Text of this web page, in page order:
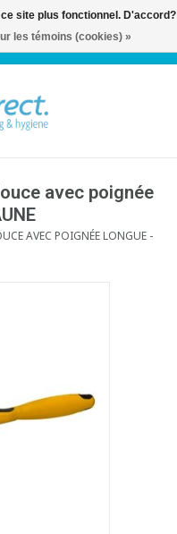
0 Articles
avec poignée
AVEC POIGNÉE LONGUE -
site plus fonctionnel. D'accord?
les témoins (cookies) »